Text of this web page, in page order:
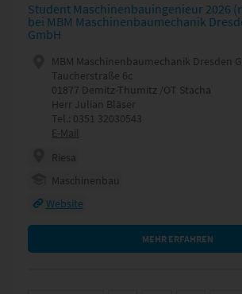
Student Maschinenbauingenieur 2026
bei MBM Maschinenbaumechanik
GmbH
MBM Maschinenbaumechanik Dresden
Taucherstraße 6c
01877 Demitz-Thumitz /OT Stacha
Herr Julian Bläser
Tel.: 0351 32030543
E-Mail
Riesa
Maschinenbau
Website
MEHR ERFAHREN